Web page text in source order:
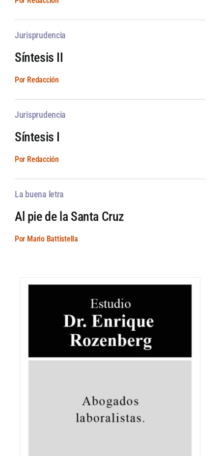
Jurisprudencia
Síntesis II
Por Redacción
Jurisprudencia
Síntesis I
Por Redacción
La buena letra
Al pie de la Santa Cruz
Por Mario Battistella